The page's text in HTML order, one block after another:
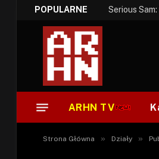
POPULARNE Serious
ARHN TV
Strona Główna » Działy »